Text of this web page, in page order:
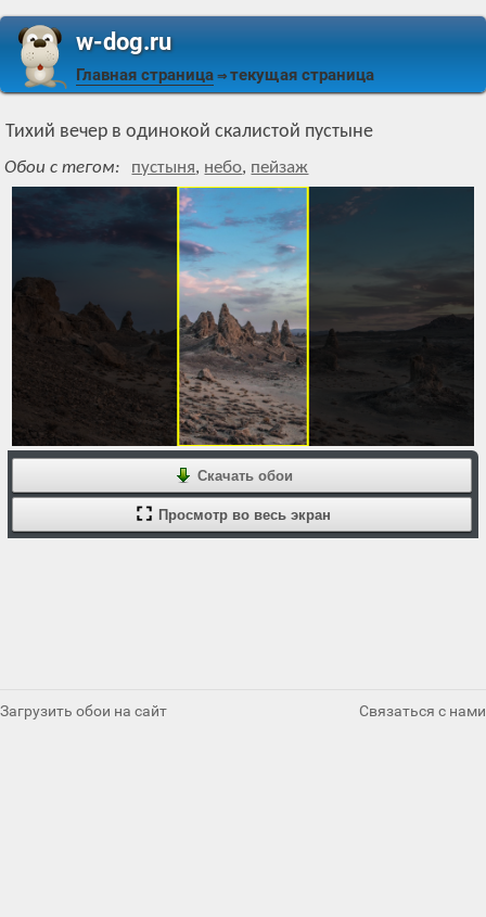
w-dog.ru
Главная страница ⇒ текущая страница
Тихий вечер в одинокой скалистой пустыне
Обои с тегом: пустыня, небо, пейзаж
Скачать обои
Просмотр во весь экран
Загрузить обои на сайт Связаться с нами